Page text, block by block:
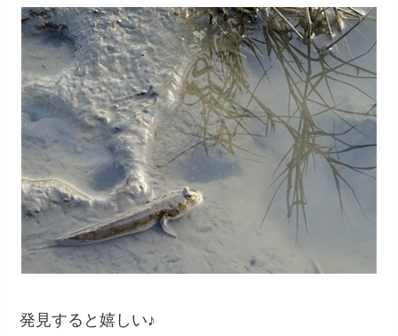
発見すると嬉しい♪